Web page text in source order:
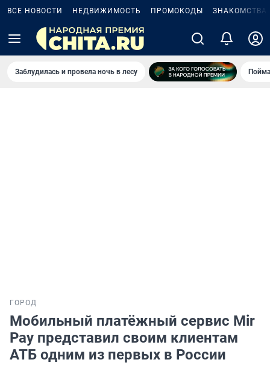
ВСЕ НОВОСТИ НЕДВИЖИМОСТЬ ПРОМОКОДЫ ЗНАКОМСТВА
Заблудилась и провела ночь в лесу
ГОРОД
Мобильный платёжный сервис Mir
Pay представил своим клиентам
АТБ одним из первых в России